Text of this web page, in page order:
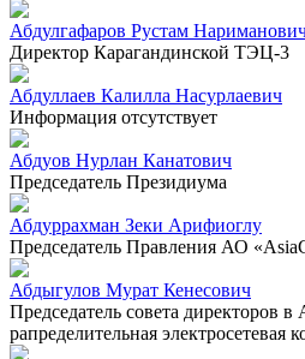
Абдулгафаров Рустам
Директор Карагандинской ТЭЦ-3
Абдуллаев Калилла Насурлаевич
Информация отсутствует
Абдуов Нурлан Канатович
Председатель Президиума
Абдуррахман Зеки Арифиоглу
Председатель Правления АО
Абдыгулов Мурат Кенесович
Председатель совета директоров
рапределительная электросетевая